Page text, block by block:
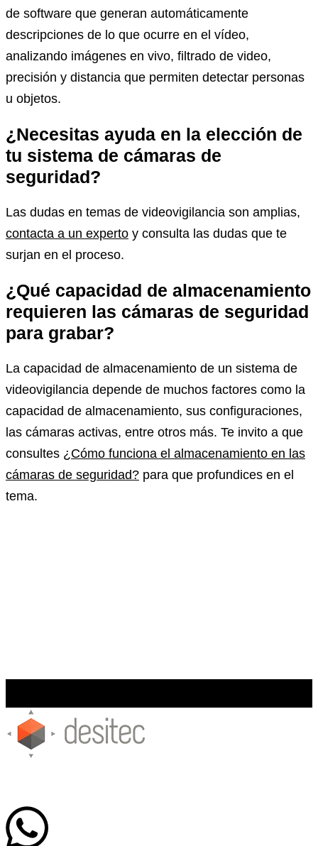
de software que generan automáticamente
descripciones de lo que ocurre en el vídeo,
analizando imágenes en vivo, filtrado de video,
precisión y distancia que permiten detectar personas
u objetos.
¿Necesitas ayuda en la elección de
tu sistema de cámaras de
seguridad?
Las dudas en temas de videovigilancia son amplias,
contacta a un experto y consulta las dudas que te
surjan en el proceso.
¿Qué capacidad de almacenamiento
requieren las cámaras de seguridad
para grabar?
La capacidad de almacenamiento de un sistema de
videovigilancia depende de muchos factores como la
capacidad de almacenamiento, sus configuraciones,
las cámaras activas, entre otros más. Te invito a que
consultes ¿Cómo funciona el almacenamiento en las
cámaras de seguridad? para que profundices en el
tema.